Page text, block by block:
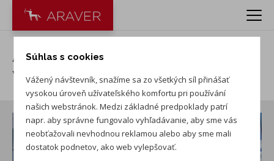
ARAVER Nové Zámky -
Volkswagen
Súhlas s cookies
Vážený návštevník, snažíme sa zo všetkých síl přinášať
vysokou úroveň užívateľského komfortu pri používání
našich webstránok. Medzi základné predpoklady patrí
napr. aby správne fungovalo vyhľadávanie, aby sme vás
neobťažovali nevhodnou reklamou alebo aby sme mali
dostatok podnetov, ako web vylepšovať.